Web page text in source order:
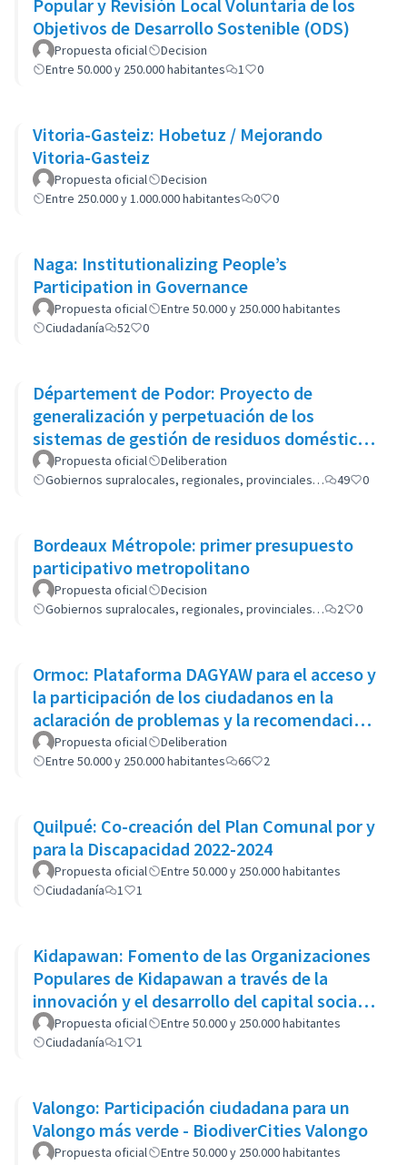
Popular y Revisión Local Voluntaria de los
Objetivos de Desarrollo Sostenible (ODS)
Propuesta oficial
Decision
Entre 50.000 y 250.000 habitantes
1 0
Vitoria-Gasteiz: Hobetuz / Mejorando
Vitoria-Gasteiz
Propuesta oficial
Decision
Entre 250.000 y 1.000.000 habitantes
0 0
Naga: Institutionalizing People’s
Participation in Governance
Propuesta oficial
Entre 50.000 y 250.000 habitantes
Ciudadanía
52 0
Département de Podor: Proyecto de
generalización y perpetuación de los
sistemas de gestión de residuos domésticos
(GP-GOM).
Propuesta oficial
Deliberation
Gobiernos supralocales, regionales, provinciales…
49 0
Bordeaux Métropole: primer presupuesto
participativo metropolitano
Propuesta oficial
Decision
Gobiernos supralocales, regionales, provinciales…
2 0
Ormoc: Plataforma DAGYAW para el acceso y
la participación de los ciudadanos en la
aclaración de problemas y la recomendación
de opciones políticas
Propuesta oficial
Deliberation
Entre 50.000 y 250.000 habitantes
66 2
Quilpué: Co-creación del Plan Comunal por y
para la Discapacidad 2022-2024
Propuesta oficial
Entre 50.000 y 250.000 habitantes
Ciudadanía
1 1
Kidapawan: Fomento de las Organizaciones
Populares de Kidapawan a través de la
innovación y el desarrollo del capital social
(APOKIDS)
Propuesta oficial
Entre 50.000 y 250.000 habitantes
Ciudadanía
1 1
Valongo: Participación ciudadana para un
Valongo más verde - BiodiverCities Valongo
Propuesta oficial
Entre 50.000 y 250.000 habitantes